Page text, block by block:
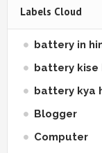
Labels Cloud
battery in
battery kise
battery kya
Blogger
Computer